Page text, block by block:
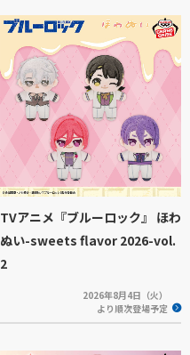
TVアニメ『ブルーロック』 ほわ
ぬい-sweets flavor 2026-vol.
2
2026年8月4日（火）
より順次登場予定